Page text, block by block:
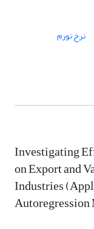
نرخ تورم
Investigating
on Export and
Industries